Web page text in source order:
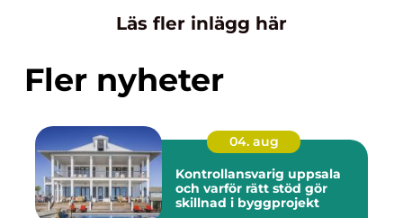
Läs fler inlägg här
Fler nyheter
04. aug
Kontrollansvarig uppsala
och varför rätt stöd gör
skillnad i byggprojekt